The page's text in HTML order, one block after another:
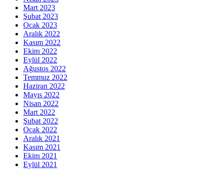
Mart 2023
Şubat 2023
Ocak 2023
Aralık 2022
Kasım 2022
Ekim 2022
Eylül 2022
Ağustos 2022
Temmuz 2022
Haziran 2022
Mayıs 2022
Nisan 2022
Mart 2022
Şubat 2022
Ocak 2022
Aralık 2021
Kasım 2021
Ekim 2021
Eylül 2021